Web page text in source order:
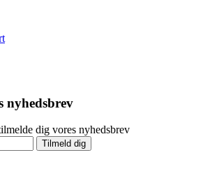
nyhedsbrev
dig vores nyhedsbrev
Tilmeld dig